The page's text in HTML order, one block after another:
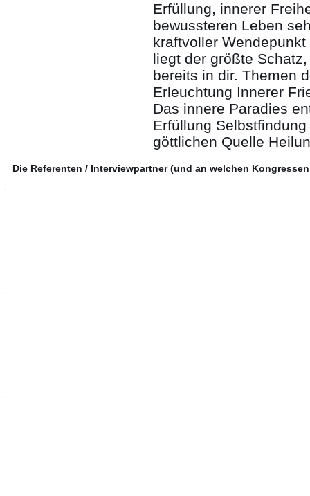
Erfüllung, innerer
bewussteren Leben
kraftvoller
liegt der größte
bereits in dir. Themen
Erleuchtung Innerer
Das innere Paradies
Erfüllung
göttlichen Quelle
Die Referenten / Interviewpartner (und an welchen